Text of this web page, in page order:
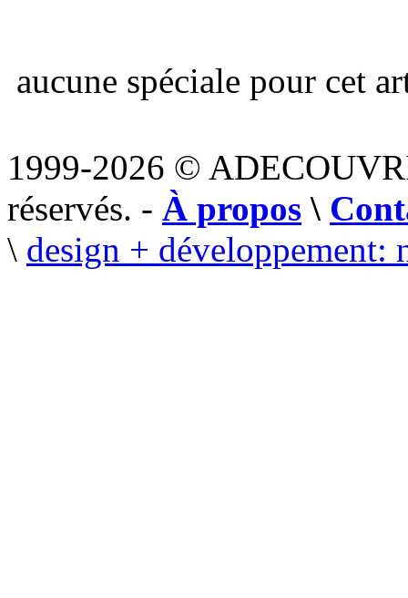
aucune spéciale pour cet
1999-2026 ©
réservés. - À propos \
\ design + développement: